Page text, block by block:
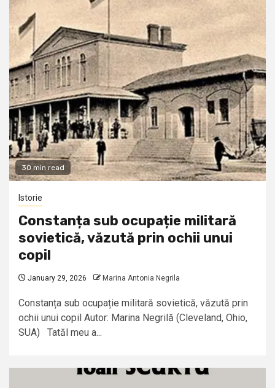
30 min read
Istorie
Constanța sub ocupație militară
sovietică, văzută prin ochii unui
copil
January 29, 2026 Marina Antonia Negrila
Constanța sub ocupație militară sovietică, văzută prin
ochii unui copil Autor: Marina Negrilă (Cleveland, Ohio,
SUA) Tatăl meu a...